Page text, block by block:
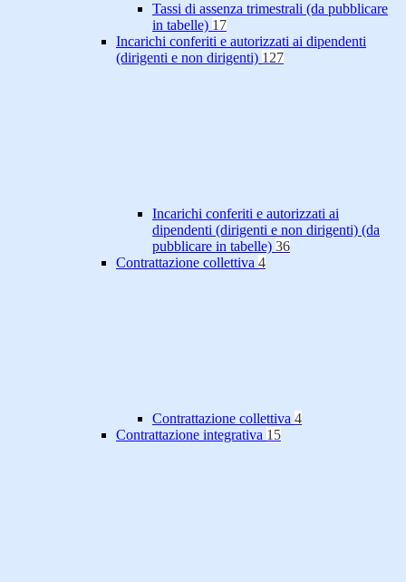
Tassi di assenza trimestrali (da pubblicare
in tabelle) 17
Incarichi conferiti e autorizzati ai dipendenti
(dirigenti e non dirigenti) 127
Incarichi conferiti e autorizzati ai
dipendenti (dirigenti e non dirigenti) (da
pubblicare in tabelle) 36
Contrattazione collettiva 4
Contrattazione collettiva 4
Contrattazione integrativa 15